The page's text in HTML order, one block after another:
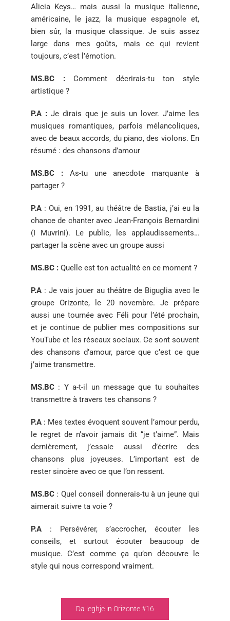
Alicia Keys… mais aussi la musique italienne,
américaine, le jazz, la musique espagnole et,
bien sûr, la musique classique. Je suis assez
largedans mes goûts, mais ce qui revient
toujours, c’est l’émotion.
MS.BC:
Comment décrirais-tu ton style
artistique ?
P.A : Je dirais que je suis un lover. J’aime les
musiques romantiques, parfois mélancoliques,
avec de beaux accords, du piano, des violons. En
résumé : des chansons d’amour
MS.BC : As-tu une anecdote marquante à
partager ?
P.A :Oui, en 1991, au théâtre de Bastia, j’ai eu la
chance de chanter avec Jean-François Bernardini
(I Muvrini). Le public,
les applaudissements…
partager la scène avec un groupe aussi
MS.BC :Quelle est ton actualité en ce moment ?
P.A:Je vais jouer au théâtre de Biguglia avec le
groupe Orizonte,
le 20 novembre. Je prépare
aussi une tournée avec Féli pour l’été prochain,
et je continue de publier mes compositions sur
YouTube et les réseaux sociaux. Ce sont souvent
des chansons d’amour, parce que c’est ce que
j’aime transmettre.
MS.BC: Y a-t-il un message que tu souhaites
transmettre à travers tes chansons ?
P.A: Mes textes évoquent souvent l’amour perdu,
le regret de n’avoir jamais dit “je t’aime”. Mais
dernièrement, j’essaie aussi d’écrire des
chansons plus joyeuses. L’important est de
rester sincère avec ce que l’on ressent.
MS.BC: Quel conseil donnerais-tu à un jeune qui
aimerait suivre ta voie ?
P.A: Persévérer, s’accrocher, écouter les
conseils, et surtoutécouter beaucoup de
musique. C’est comme ça qu’on découvre
le
style qui nous correspond vraiment.
Da leghje in Orizonte #16